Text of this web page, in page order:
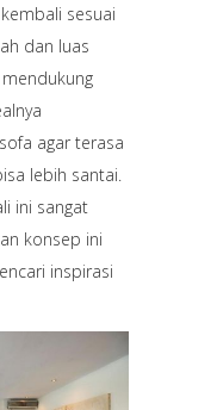
sesuai
dan luas
agar terasa
lebih santai.
ini sangat
konsep ini
inspirasi